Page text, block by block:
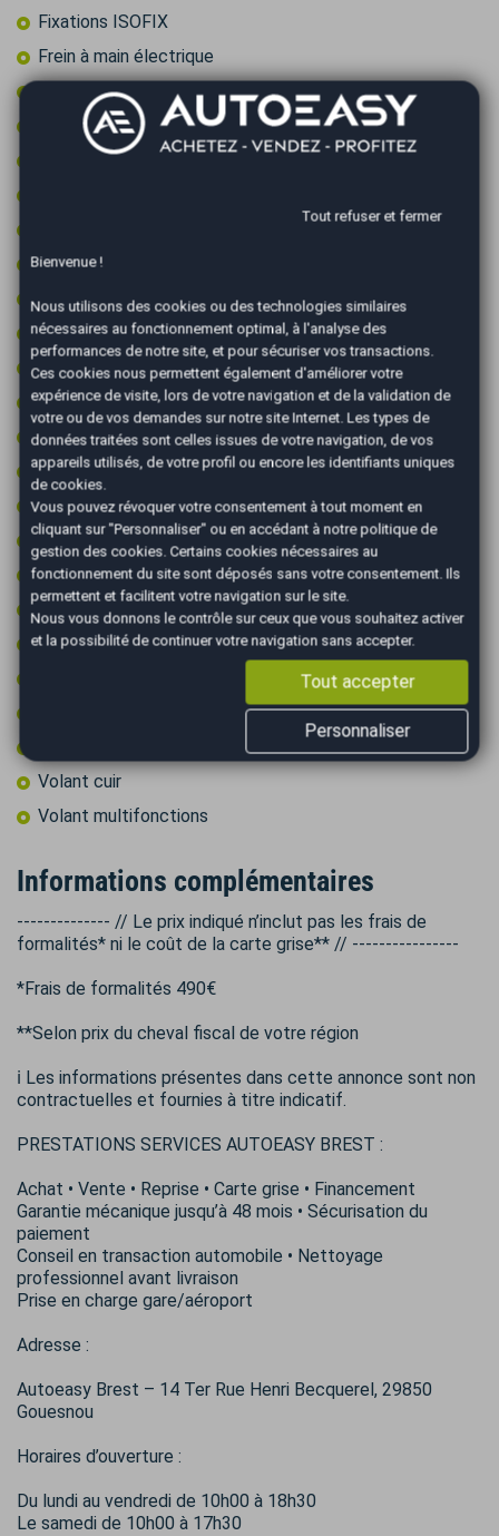
Fixations ISOFIX
Frein à main électrique
GPS couleur
GPS tactile
Intérieur semi-cuir
Ordinateur de bord
Palettes au volant
Peinture integrale
Première main
Prise 12v
Prise audio USB
Radar arrière de détection d'obstacles
Radar avant de détection d'obstacles
Reconnaissance des panneaux de signalisation
Régulateur de vitesse
Rétroviseurs rabattables électriquement
Roue secours tempo + kit outils
Volant cuir
Volant multifonctions
Informations complémentaires
-------------- // Le prix indiqué n’inclut pas les frais de
formalités* ni le coût de la carte grise** // ----------------
*Frais de formalités 490€
**Selon prix du cheval fiscal de votre région
ℹ️ Les informations présentes dans cette annonce sont non
contractuelles et fournies à titre indicatif.
PRESTATIONS SERVICES AUTOEASY BREST :
Achat • Vente • Reprise • Carte grise • Financement
Garantie mécanique jusqu’à 48 mois • Sécurisation du
paiement
Conseil en transaction automobile • Nettoyage
professionnel avant livraison
Prise en charge gare/aéroport
Adresse :
Autoeasy Brest – 14 Ter Rue Henri Becquerel, 29850
Gouesnou
Horaires d’ouverture :
Du lundi au vendredi de 10h00 à 18h30
Le samedi de 10h00 à 17h30
Tout refuser et fermer
Bienvenue !
Nous utilisons des cookies ou des technologies similaires
nécessaires au fonctionnement optimal, à l'analyse des
performances de notre site, et pour sécuriser vos transactions.
Ces cookies nous permettent également d'améliorer votre
expérience de visite, lors de votre navigation et de la validation de
votre ou de vos demandes sur notre site Internet. Les types de
données traitées sont celles issues de votre navigation, de vos
appareils utilisés, de votre profil ou encore les identifiants uniques
de cookies.
Vous pouvez révoquer votre consentement à tout moment en
cliquant sur "Personnaliser" ou en accédant à notre politique de
gestion des cookies. Certains cookies nécessaires au
fonctionnement du site sont déposés sans votre consentement. Ils
permettent et facilitent votre navigation sur le site.
Nous vous donnons le contrôle sur ceux que vous souhaitez activer
et la possibilité de continuer votre navigation sans accepter.
Tout accepter
Personnaliser